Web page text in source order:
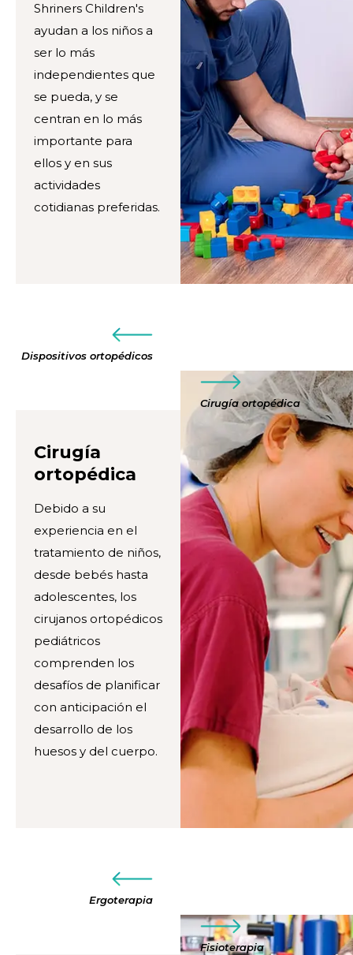
Shriners Children's
ayudan a los niños a
ser lo más
independientes que
se pueda, y se
centran en lo más
importante para
ellos y en sus
actividades
cotidianas preferidas.
Dispositivos ortopédicos
Cirugía ortopédica
Cirugía
ortopédica
Debido a su
experiencia en el
tratamiento de niños,
desde bebés hasta
adolescentes, los
cirujanos ortopédicos
pediátricos
comprenden los
desafíos de planificar
con anticipación el
desarrollo de los
huesos y del cuerpo.
Ergoterapia
Fisioterapia